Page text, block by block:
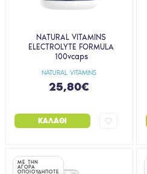
NATURAL VITAMINS
NATURAL VITAMINS
ELECTROLYTE FORMULA
100vcaps
25,80€
ΚΑΛΆΘΙ
ΜΕ ΤΗΝ
ΑΓΟΡΑ
ΟΠΟΙΟΥΔΗΠΟΤΕ